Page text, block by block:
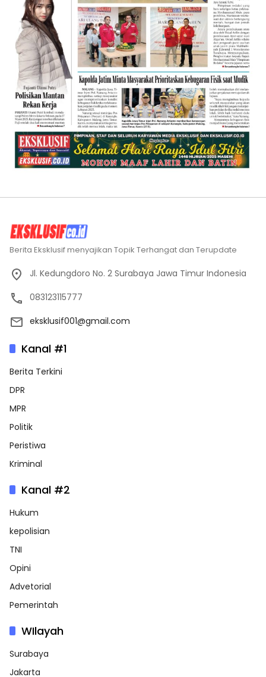
Berita Eksklusif menyajikan Topik Terhangat dan Terupdate
Jl. Kedungdoro No. 2 Surabaya Jawa Timur Indonesia
083123115777
eksklusif001@gmail.com
Kanal #1
Berita Terkini
DPR
MPR
Politik
Peristiwa
Kriminal
Kanal #2
Hukum
kepolisian
TNI
Opini
Advetorial
Pemerintah
WIlayah
Surabaya
Jakarta